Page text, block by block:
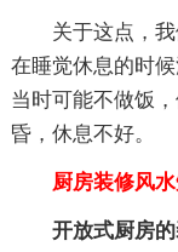
关于这点，我
在睡觉休息的时
当时可能不做饭
昏，休息不好。
厨房装修风水
开放式厨房的